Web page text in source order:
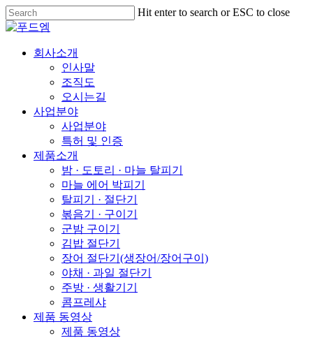
Skip
to
main
content
Hit enter to search or ESC to close
Close
Menu
회사소개
인사말
조직도
오시는길
사업분야
사업분야
특허 및 인증
제품소개
밤 · 도토리 · 마늘 탈피기
마늘 에어 박피기
탈피기 · 절단기
볶음기 · 구이기
군밤 구이기
김밥 절단기
장어 절단기(생장어/장어구이)
야채 · 과일 절단기
주방 · 생활기기
콤프레샤
제품 동영상
제품 동영상